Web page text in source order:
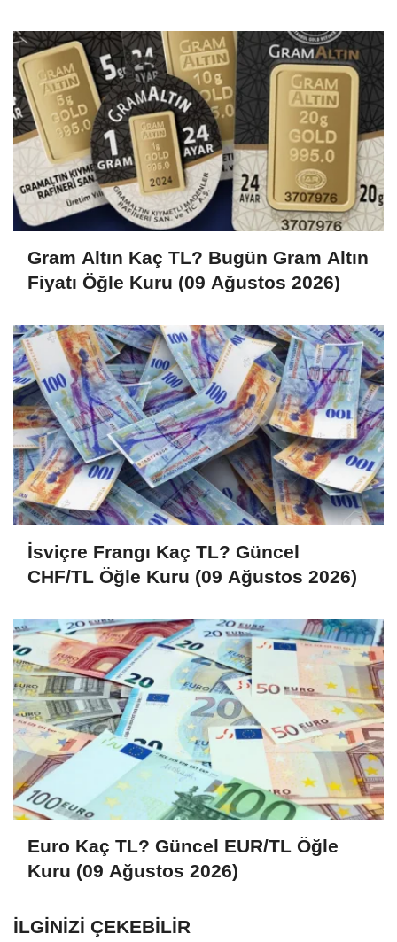
Gram Altın Kaç TL? Bugün Gram Altın
Fiyatı Öğle Kuru (09 Ağustos 2026)
İsviçre Frangı Kaç TL? Güncel
CHF/TL Öğle Kuru (09 Ağustos 2026)
Euro Kaç TL? Güncel EUR/TL Öğle
Kuru (09 Ağustos 2026)
İLGINIZI ÇEKEBILIR